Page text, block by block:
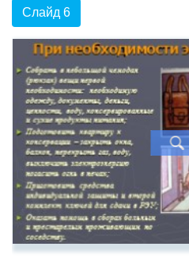
Слайд 6